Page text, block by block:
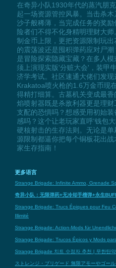
在奇异小队1930年代的蒸汽朋
起一场资源管控风暴。当击杀
沙子般稀薄，当完成任务的奖
险者们不得不化身精明理财大
制金币上限，更把资源限制玩
的震荡波还是囤积弹药应对尸
是冒险探索隐藏宝藏？在多人
须上演现实版'分赃大会'，装甲
济学考试。社区速通大佬们发
Krakatoa喷火枪的1.6万金币现
得精打细算。古墓机关变成最
焰喷射器既是杀敌利器更是理
支配的恐惧吗？想感受用初始
感吗？这个让老玩家直呼'钱包
硬核射击的生存法则。无论是
源限制都逼你把每个铜板花出
家生存指南！
更多语言
Strange Brigade: Infinite Ammo, Grenade
奇异小队：无限弹药+无冷却手榴弹+永生
Strange Brigade: Trucs Épiques pour Feu
Illimité
Strange Brigade: Action-Mods für
Strange Brigade: Trucos Épicos y Mods
Strange Brigade 치트 수정자 추천 | 무한탄
ストレンジ・ブリゲード 無限アモーやゴー